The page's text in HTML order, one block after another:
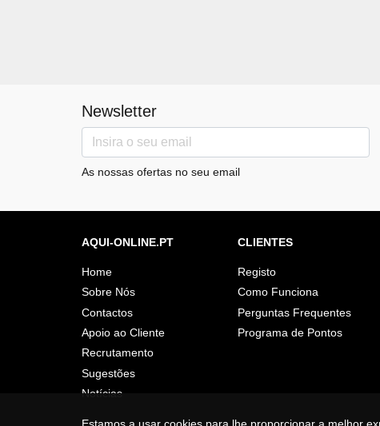
Newsletter
As nossas ofertas no seu email
AQUI-ONLINE.PT
Home
Sobre Nós
Contactos
Apoio ao Cliente
Recrutamento
Sugestões
Notícias
CLIENTES
Registo
Como Funciona
Perguntas Frequentes
Programa de Pontos